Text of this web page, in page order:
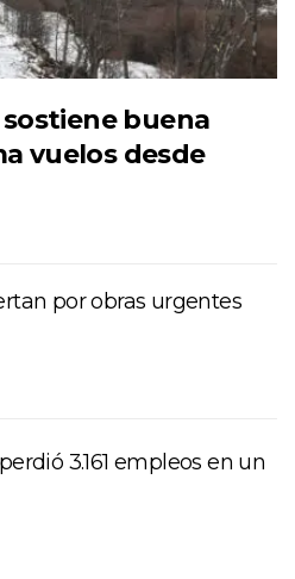
buena
vuelos desde
por obras urgentes
3.161 empleos en un